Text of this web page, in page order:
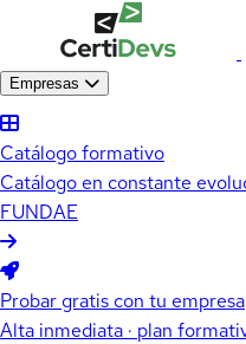
Empresas
Catálogo formativo
Catálogo en constante
FUNDAE
Probar gratis con tu empresa
Alta inmediata · plan